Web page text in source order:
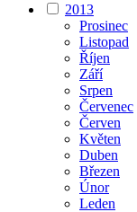
2013
Prosinec
Listopad
Říjen
Září
Srpen
Červenec
Červen
Květen
Duben
Březen
Únor
Leden